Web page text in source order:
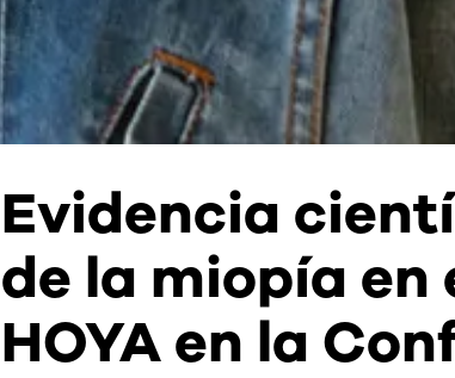
Evidencia
de la miopía en
HOYA en la